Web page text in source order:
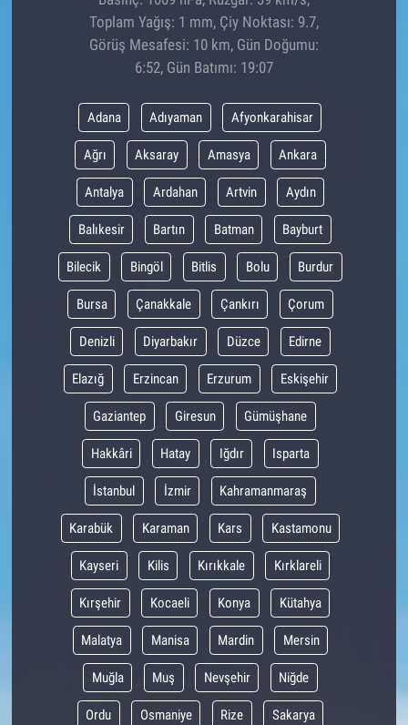
Toplam Yağış: 1 mm, Çiy Noktası: 9.7,
Görüş Mesafesi: 10 km, Gün Doğumu:
6:52, Gün Batımı: 19:07
Adana Adıyaman Afyonkarahisar
Ağrı Aksaray Amasya Ankara
Antalya Ardahan Artvin Aydın
Balıkesir Bartın Batman Bayburt
Bilecik Bingöl Bitlis Bolu Burdur
Bursa Çanakkale Çankırı Çorum
Denizli Diyarbakır Düzce Edirne
Elazığ Erzincan Erzurum Eskişehir
Gaziantep Giresun Gümüşhane
Hakkâri Hatay Iğdır Isparta
İstanbul İzmir Kahramanmaraş
Karabük Karaman Kars Kastamonu
Kayseri Kilis Kırıkkale Kırklareli
Kırşehir Kocaeli Konya Kütahya
Malatya Manisa Mardin Mersin
Muğla Muş Nevşehir Niğde
Ordu Osmaniye Rize Sakarya